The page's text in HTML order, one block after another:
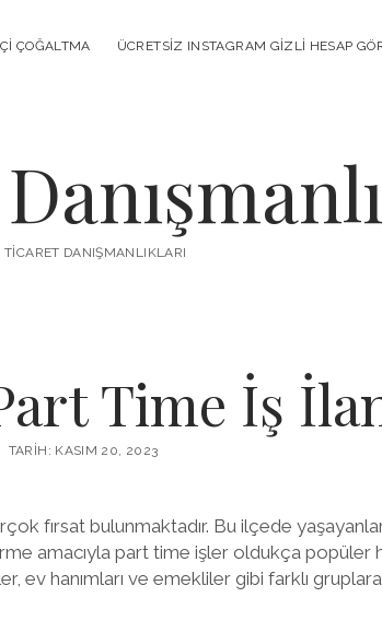
ÇOĞALTMA ÜCRETSIZ INSTAGRAM GIZLI HESAP
TICARET DANIŞMANLIKLARI
Time İş
TARIH: KASIM 20, 2023
fırsat bulunmaktadır. Bu ilçede
amacıyla part time işler oldukça popüler
ev hanımları ve emekliler gibi farklı